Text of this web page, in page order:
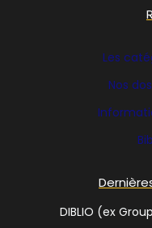
Les
Nos
DIBLIO (ex